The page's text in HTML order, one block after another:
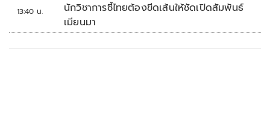
13:40 น.
นักวิชาการชี้ไทยต้องขีดเส้นให้ชัดเปิดสัมพันธ์
เมียนมา